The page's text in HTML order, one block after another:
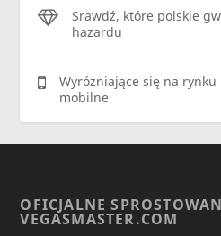
Srawdź, które polskie
hazardu
Wyróżniające się na rynku
mobilne
OFICJALNE
VEGASMASTER.COM